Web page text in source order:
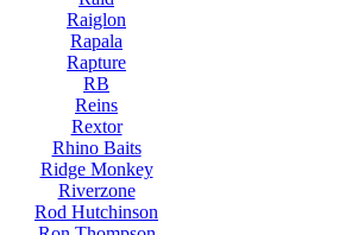
Raiglon
Rapala
Rapture
RB
Reins
Rextor
Rhino Baits
Ridge Monkey
Riverzone
Rod Hutchinson